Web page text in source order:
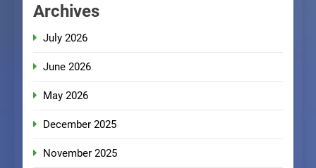
Archives
July 2026
June 2026
May 2026
December 2025
November 2025